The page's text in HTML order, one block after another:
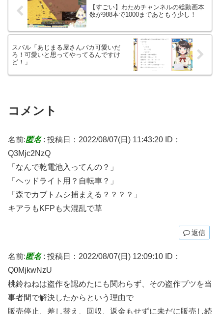
【すごい】わためチャンネルの総動画本
数が988本で1000まであともう少し！
スバル「あじまる屋さんバカ可愛いだ
ろ！可愛いと思ってやってるんですけ
ど！」
コメント
名前:匿名: 投稿日：2022/08/07(日) 11:43:20 ID：
Q3Mjc2NzQ
「なんで乾電池入ってんの？」
「ヘッドライト用？自転車？」
「森でカブトムシ捕まえる？？？？」
キアラもKFPも大混乱で草
返信
名前:匿名: 投稿日：2022/08/07(日) 12:09:10 ID：
Q0MjkwNzU
桃鈴ねねは盗作を認めたにも関わらず、その盗作ブツを当
事者間で解決したからという理由で
販売停止、差し替え、回収、返金もせずに未だに販売し続